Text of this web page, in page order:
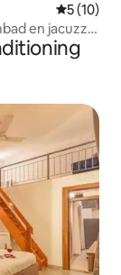
5 (10)
en jacuzzi,